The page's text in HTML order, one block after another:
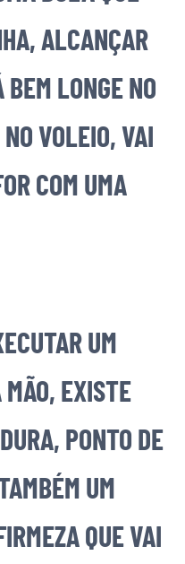
ALCANÇAR
LONGE NO
VOLEIO, VAI
COM UMA
UM
MÃO, EXISTE
PONTO DE
UM
QUE VAI